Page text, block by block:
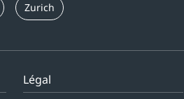
Zurich
Légal